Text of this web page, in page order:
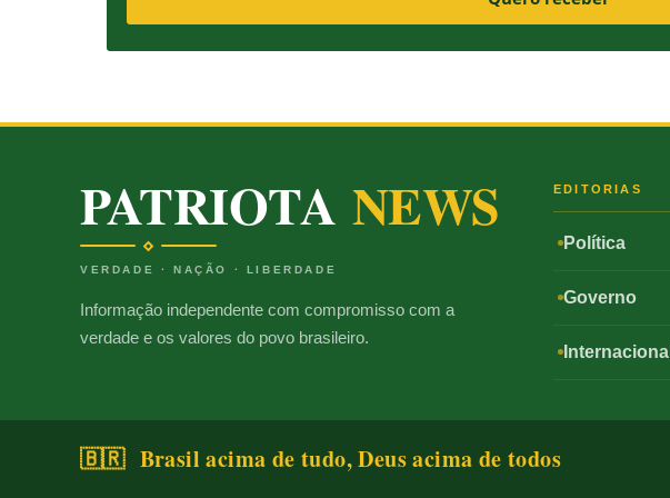
PATRIOTA NEWS
VERDADE · NAÇÃO · LIBERDADE
Informação independente com compromisso com a
verdade e os valores do povo brasileiro.
EDITORIAS
Política
Governo
Internacional
🇧🇷 Brasil acima de tudo, Deus acima de todos